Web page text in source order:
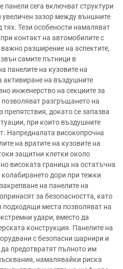
панели сега включват структури
увеличен зазор между външните
тях. Тези особености намаляват
контакт на автомобилите с
разширение на аспектите,
самите пътници в
панелите на кузовите на
активиране на въздушните
инженерство на секциите за
позволяват разгръщането на
докато се запазва
при които въздушните
Напредналата високопрочна
на вратите на кузовите на
защитни клетки около
високата граница на остатъчна
дори при тежки
на панелите на
за безопасността, като
подходящи места позволяват на
удари, вместо да
конструкция. Панелите на
с безопасни шарнири и
предотвратят пълното им
намалявайки риска